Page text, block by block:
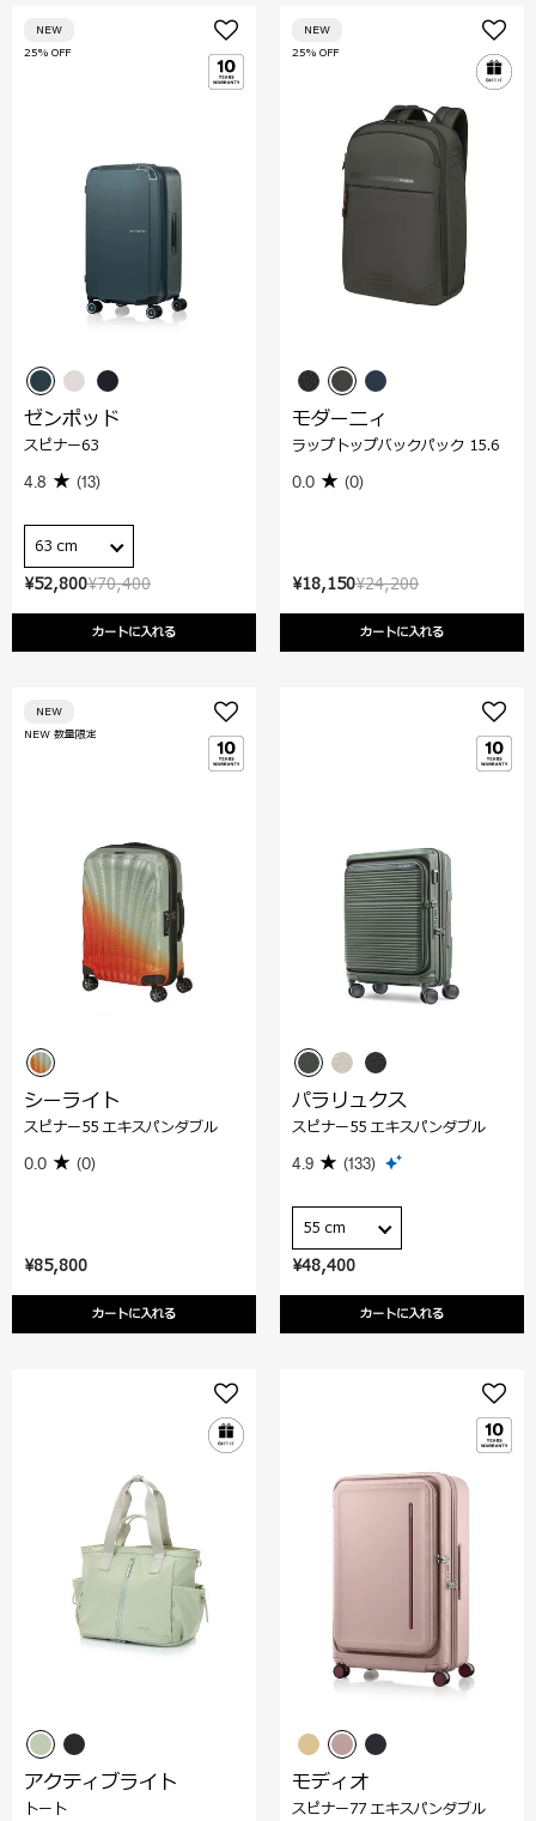
¥70,400
¥52,800
カートに入れる
25% OFF
NEW
ゼンポッド
スピナー63
4.8 (13)
63 cm
¥24,200
¥18,150
カートに入れる
25% OFF
NEW
モダーニィ
ラップトップバックパック 15.6
0.0 (0)
¥85,800
カートに入れる
NEW 数量限定
NEW
シーライト
スピナー55 エキスパンダブル
0.0 (0)
¥48,400
カートに入れる
パラリュクス
スピナー55 エキスパンダブル
4.9 (133)
55 cm
アクティブライト
トート
モディオ
スピナー77 エキスパンダブル